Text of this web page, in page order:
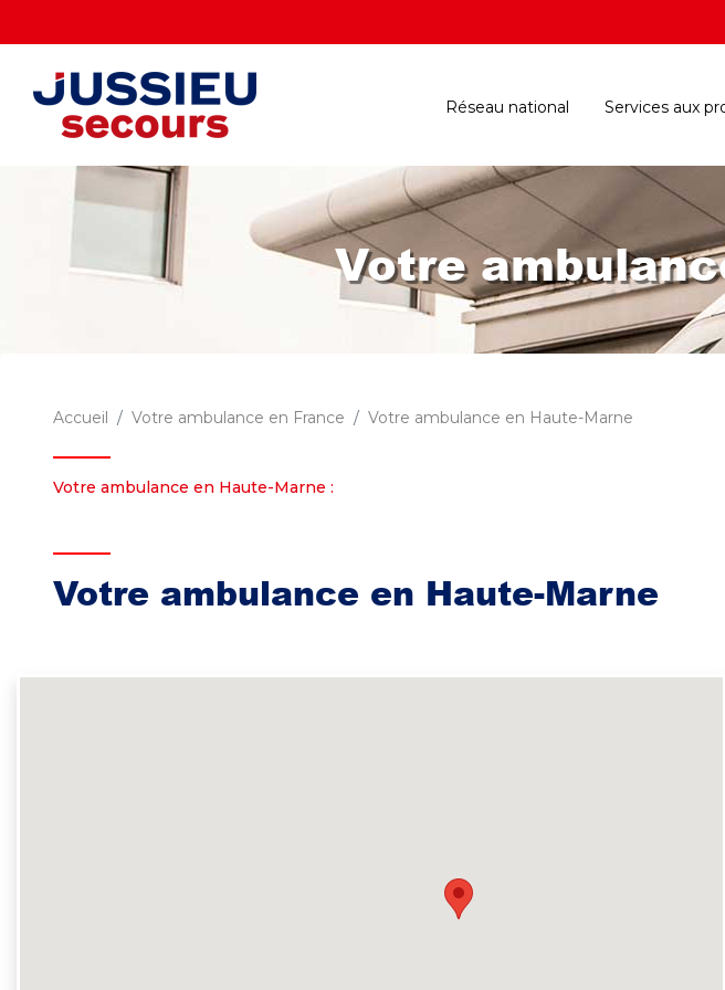
Réseau national Services aux
Votre
Accueil Votre ambulance en France Votre ambulance en Haute-Marne
Votre ambulance en Haute-Marne :
Votre ambulance en Haute-Marne